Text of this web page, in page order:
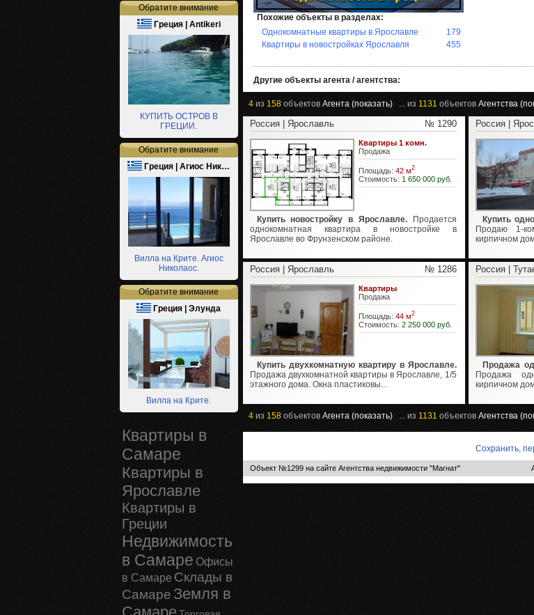
Обратите внимание
Греция | Antikeri
КУПИТЬ ОСТРОВ В
ГРЕЦИИ.
Обратите внимание
Греция | Агиос Ник…
Вилла на Крите. Агиос
Николаос.
Обратите внимание
Греция | Элунда
Вилла на Крите.
Квартиры в
Самаре
Квартиры в
Ярославле
Квартиры в
Греции
Недвижимость
в Самаре Офисы
в Самаре Склады в
Самаре Земля в
Похожие объекты в разделах:
179
Однокомнатные квартиры в Ярославле
455
Квартиры в новостройках Ярославля
Другие объекты агента / агентства:
4из 158объектов Агента (показать)... из 1131объектов Агентства
Россия | Ярославль № 1290
Квартиры 1 комн.
Продажа
Площадь: 42 м2
Стоимость: 1 650 000 руб.
Купить новостройку в Ярославле.Продается
однокомнатная квартира в новостройке в
Ярославле во Фрунзенском районе.
Россия |
Купить
Продаю 1-
кирпичном
Россия | Ярославль № 1286
Квартиры
Продажа
Площадь: 44 м2
Стоимость: 2 250 000 руб.
Купить двухкомнатную квартиру в Ярославле.
Продажа двухкомнатной квартиры в Ярославле, 1/5
этажного дома. Окна пластиковы...
Россия |
Продажа
Продажа
кирпичном
4из 158объектов Агента (показать)... из 1131объектов Агентства
Сохранить,
Объект №1299 на сайте Агентства недвижимости "Магнат"